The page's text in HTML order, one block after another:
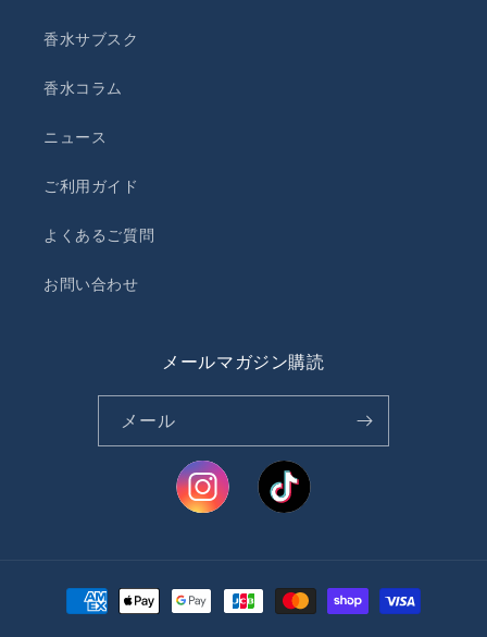
香水サブスク
香水コラム
ニュース
ご利用ガイド
よくあるご質問
お問い合わせ
メールマガジン購読
メール
決
済